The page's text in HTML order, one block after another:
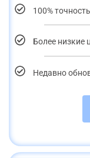
100% точность
Более низкие
Недавно